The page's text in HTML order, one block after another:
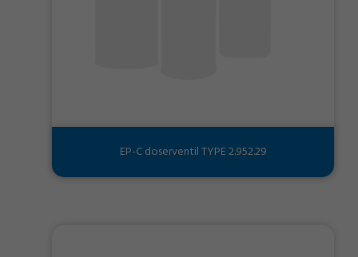
EP-C doserventil TYPE 2.952.29